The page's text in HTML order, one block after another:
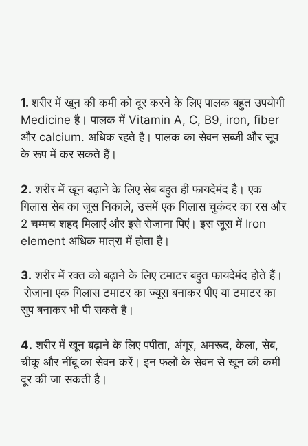
1.शरीर में खून की कमी को दूर करने के लिए पालक बहुत उपयोगी
Medicine है। पालक में Vitamin A, C, B9, iron, fiber
और calcium. अधिक रहते है। पालक का सेवन सब्जी और सूप
के रूप में कर सकते हैं।
2. शरीर में खून बढ़ाने के लिए सेब बहुत ही फायदेमंद है। एक
गिलास सेब का जूस निकाले, उसमें एक गिलास चुकंदर का रस और
2 चम्मच शहद मिलाएं और इसे रोजाना पिएं। इस जूस में Iron
element अधिक मात्रा में होता है।
3. शरीर में रक्त को बढ़ाने के लिए टमाटर बहुत फायदेमंद होते हैं।
रोजाना एक गिलास टमाटर का ज्यूस बनाकर पीए या टमाटर का
सुप बनाकर भी पी सकते है।
4. शरीर में खून बढ़ाने के लिए पपीता, अंगूर, अमरूद, केला, सेब,
चीकू और नींबू का सेवन करें। इन फलों के सेवन से खून की कमी
दूर की जा सकती है।